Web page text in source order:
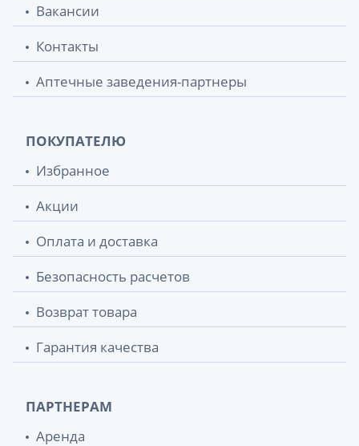
Вакансии
Контакты
Аптечные заведения-партнеры
ПОКУПАТЕЛЮ
Избранное
Акции
Оплата и доставка
Безопасность расчетов
Возврат товара
Гарантия качества
ПАРТНЕРАМ
Аренда